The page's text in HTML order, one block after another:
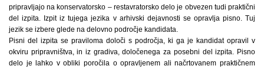
pripravljajo na konservatorsko – restavratorsko delo je obvezen tudi praktični
del izpita. Izpit iz tujega jezika v arhivski dejavnosti se opravlja pisno. Tuj
jezik se izbere glede na delovno področje kandidata.
Pisni del izpita se praviloma določi s področja, ki ga je kandidat opravil v
okviru pripravništva, in iz gradiva, določenega za posebni del izpita. Pisno
delo je lahko v obliki poročila o opravljenem ali načrtovanem praktičnem